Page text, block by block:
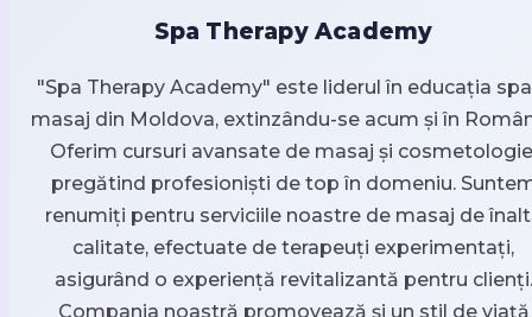
Spa Therapy Academy
"Spa Therapy Academy" este liderul în educația
masaj din Moldova, extinzându-se acum și în
Oferim cursuri avansate de masaj și
pregătind profesioniști de top în domeniu.
renumiți pentru serviciile noastre de masaj de
calitate, efectuate de terapeuți experimentați,
asigurând o experiență revitalizantă pentru clienți.
Compania noastră promovează și un stil de viață